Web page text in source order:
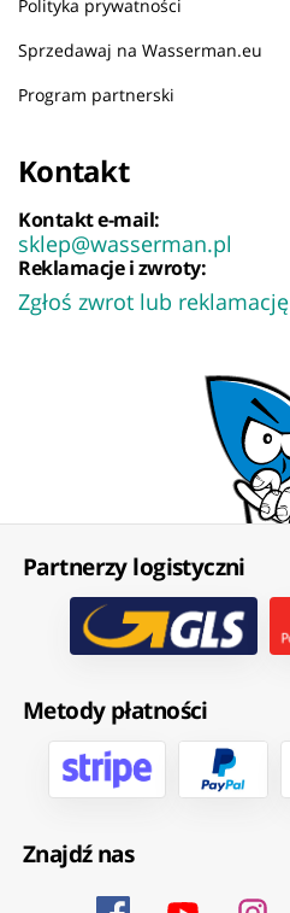
Polityka prywatności
Sprzedawaj na Wasserman.eu
Program partnerski
Kontakt
Kontakt e-mail:
sklep@wasserman.pl
Reklamacje i zwroty:
Zgłoś zwrot lub reklamację
Partnerzy logistyczni
Metody płatności
Znajdź nas